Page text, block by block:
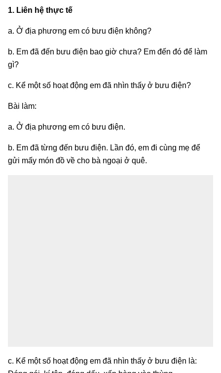
1. Liên hệ thực tế
a. Ở địa phương em có bưu điện không?
b. Em đã đến bưu điện bao giờ chưa? Em đến đó để làm
gì?
c. Kể một số hoạt động em đã nhìn thấy ở bưu điện?
Bài làm:
a. Ở địa phương em có bưu điện.
b. Em đã từng đến bưu điện. Lần đó, em đi cùng mẹ để
gửi mấy món đồ về cho bà ngoại ở quê.
c. Kể một số hoạt động em đã nhìn thấy ở bưu điện là: